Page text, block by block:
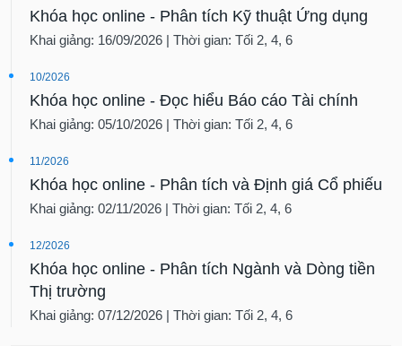
Khóa học online - Phân tích Kỹ thuật Ứng dụng
Khai giảng: 16/09/2026 | Thời gian: Tối 2, 4, 6
10/2026
Khóa học online - Đọc hiểu Báo cáo Tài chính
Khai giảng: 05/10/2026 | Thời gian: Tối 2, 4, 6
11/2026
Khóa học online - Phân tích và Định giá Cổ phiếu
Khai giảng: 02/11/2026 | Thời gian: Tối 2, 4, 6
12/2026
Khóa học online - Phân tích Ngành và Dòng tiền
Thị trường
Khai giảng: 07/12/2026 | Thời gian: Tối 2, 4, 6